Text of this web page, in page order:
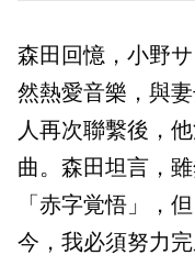
森田回憶，小野
然熱愛音樂，與
人再次聯繫後，
曲。森田坦言，
「赤字覚悟」，
今，我必須努力